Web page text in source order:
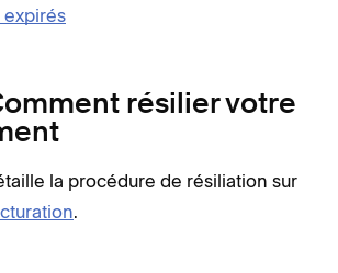
résilier votre
la procédure de résiliation sur
.